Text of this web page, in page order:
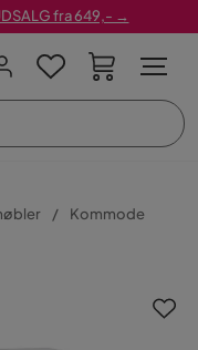
fra 649,- →
Kommode